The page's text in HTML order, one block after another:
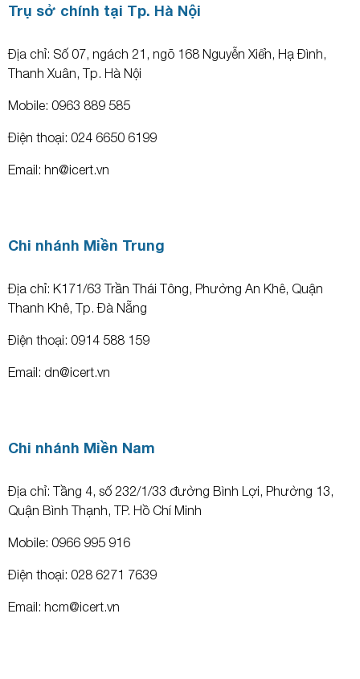
Trụ sở chính tại Tp. Hà Nội
Địa chỉ: Số 07, ngách 21, ngõ 168 Nguyễn Xiển, Hạ Đình,
Thanh Xuân, Tp. Hà Nội
Mobile: 0963 889 585
Điện thoại: 024 6650 6199
Email: hn@icert.vn
Chi nhánh Miền Trung
Địa chỉ: K171/63 Trần Thái Tông, Phường An Khê, Quận
Thanh Khê, Tp. Đà Nẵng
Điện thoại: 0914 588 159
Email: dn@icert.vn
Chi nhánh Miền Nam
Địa chỉ: Tầng 4, số 232/1/33 đường Bình Lợi, Phường 13,
Quận Bình Thạnh, TP. Hồ Chí Minh
Mobile: 0966 995 916
Điện thoại: 028 6271 7639
Email: hcm@icert.vn